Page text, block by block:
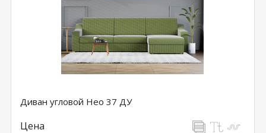
Диван угловой Нео 37 ДУ
Цена